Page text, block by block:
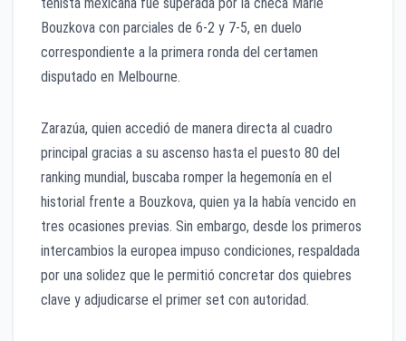
Bouzkova con parciales de 6-2 y 7-5, en duelo
correspondiente a la primera ronda del certamen
disputado en Melbourne.
Zarazúa, quien accedió de manera directa al cuadro
principal gracias a su ascenso hasta el puesto 80 del
ranking mundial, buscaba romper la hegemonía en el
historial frente a Bouzkova, quien ya la había vencido en
tres ocasiones previas. Sin embargo, desde los primeros
intercambios la europea impuso condiciones, respaldada
por una solidez que le permitió concretar dos quiebres
clave y adjudicarse el primer set con autoridad.